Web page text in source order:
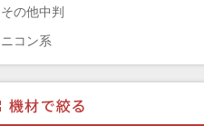
Garmin（ガーミン）
Dust-Off（ダストオフ）
DreamMaker（ドリームメーカー）
ー)
その他中判
ニコン系
フジフィルム系